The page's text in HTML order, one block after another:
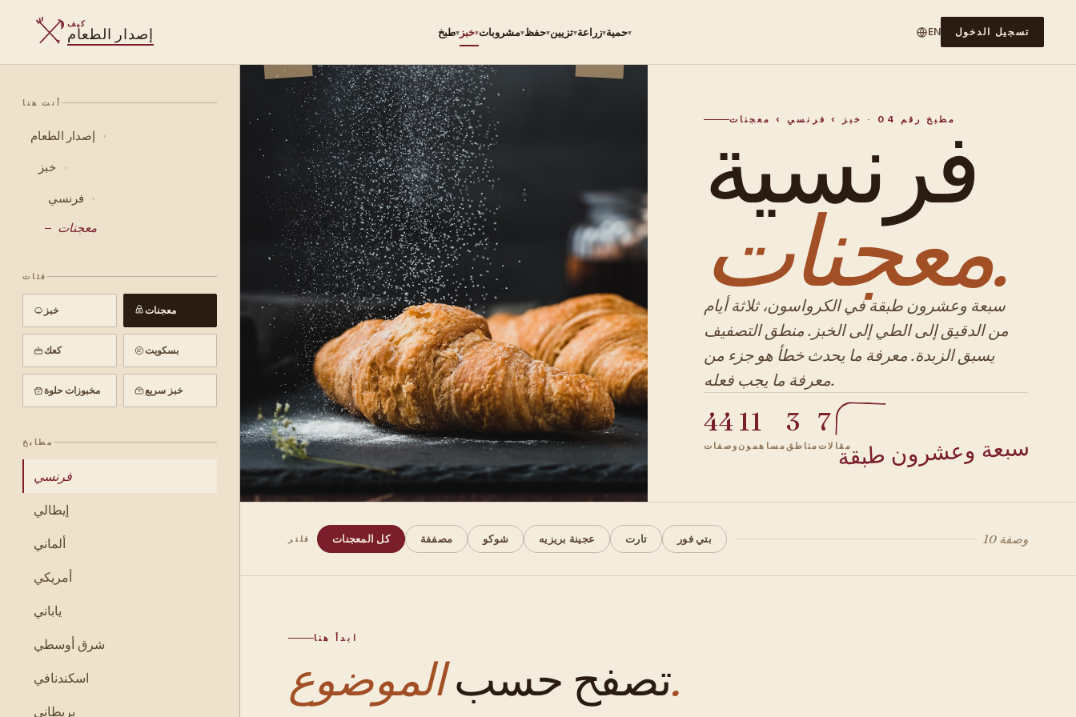
كيف
إصدار الطعام طبخ▾خبز▾مشروبات▾حفظ▾تزيين▾زراعة▾حمية▾ EN تسجيل الدخول
أنت هنا
إصدار الطعام ›
خبز ›
فرنسي ›
معجنات
فئات
خبز معجنات
كعك بسكويت
مخبوزات حلوة خبز سريع
مطابخ
فرنسي
إيطالي
ألماني
أمريكي
ياباني
شرق أوسطي
اسكندنافي
بريطاني
مطبخ رقم 04 · خبز › فرنسي › معجنات
فرنسية
معجنات.
سبعة وعشرون طبقة في الكرواسون، ثلاثة أيام
من الدقيق إلى الطي إلى الخبز. منطق التصفيف
يسبق الزبدة. معرفة ما يحدث خطأ هو جزء من
معرفة ما يجب فعله.
44
وصفات
11
مساهمون
3
مناطق
7
مقالاتسبعة وعشرون طبقة
فلتر كل المعجنات مصففة شوكو عجينة بريزيه تارت بتي فور 10 وصفة
ابدأ هنا
تصفح حسبالموضوع.